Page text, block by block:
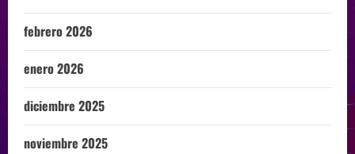
febrero 2026
enero 2026
diciembre 2025
noviembre 2025